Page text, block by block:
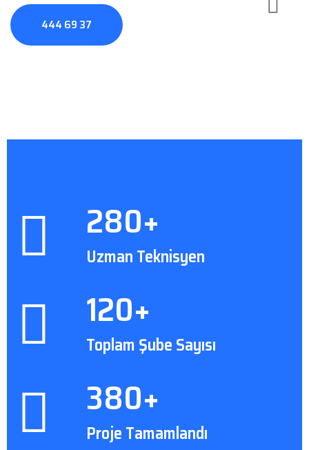
444 69 37
280+
Uzman Teknisyen
120+
Toplam Şube Sayısı
380+
Proje Tamamlandı